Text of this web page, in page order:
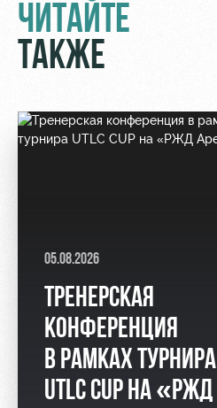
ЧИТАЙТЕ
ТАКЖЕ
05.08.2026
ТРЕНЕРСКАЯ
КОНФЕРЕНЦИЯ
В РАМКАХ ТУРНИРА
UTLC CUP НА «РЖД